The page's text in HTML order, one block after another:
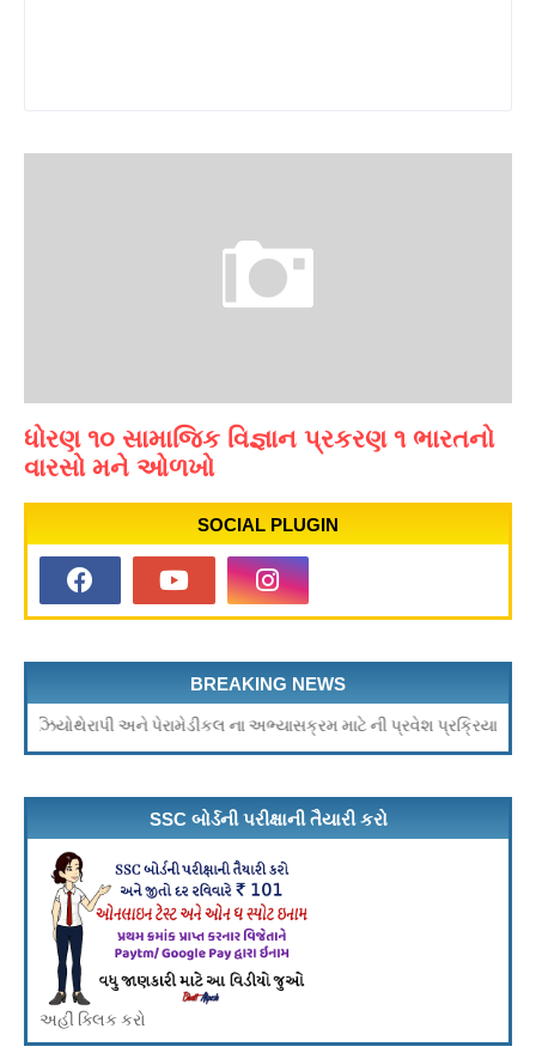
ધોરણ ૧૦ સામાજિક વિજ્ઞાન પ્રકરણ ૧ ભારતનો
વારસો મને ઓળખો
SOCIAL PLUGIN
BREAKING NEWS
અને પેરામેડીકલ ના અભ્યાસક્રમ માટે ની પ્રવેશ પ્રક્રિયા ચાલુ
SSC બોર્ડની પરીક્ષાની તૈયારી કરો
અહીં ક્લિક કરો